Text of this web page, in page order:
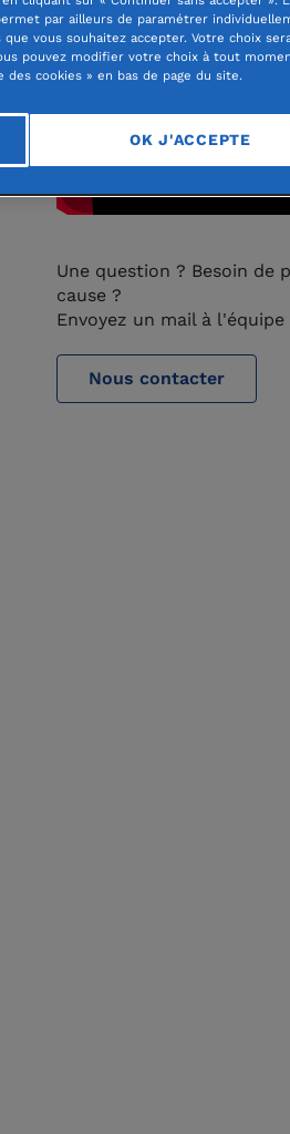
comité Habitat
Une question ? Besoin
cause ?
Envoyez un mail à
Nous contacter
par ailleurs de paramétrer
vous souhaitez accepter. Votre choix
pouvez modifier votre choix à tout
cookies » en bas de page du site.
OK J'ACCEPTE